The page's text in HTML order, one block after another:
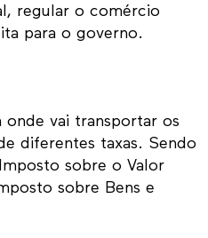
regular o comércio
para o governo.
onde vai transportar os
diferentes taxas. Sendo
sobre o Valor
sobre Bens e